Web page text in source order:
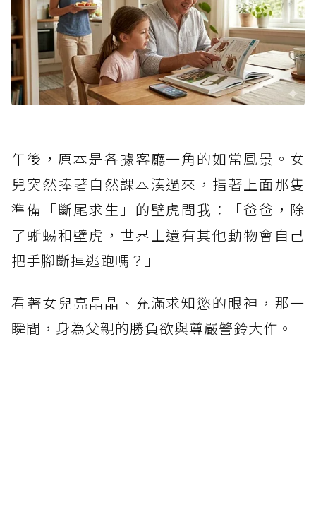
午後，原本是各據客廳一角的如常風景。女
兒突然捧著自然課本湊過來，指著上面那隻
準備「斷尾求生」的壁虎問我：「爸爸，除
了蜥蜴和壁虎，世界上還有其他動物會自己
把手腳斷掉逃跑嗎？」
看著女兒亮晶晶、充滿求知慾的眼神，那一
瞬間，身為父親的勝負欲與尊嚴警鈴大作。